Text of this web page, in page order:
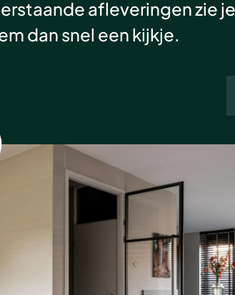
afleveringen zie
dan snel een kijkje.